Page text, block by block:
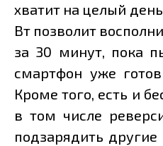
хватит на целый
Вт позволит
за 30 минут, пока
смартфон уже
Кроме того, есть и
в том числе
подзарядить